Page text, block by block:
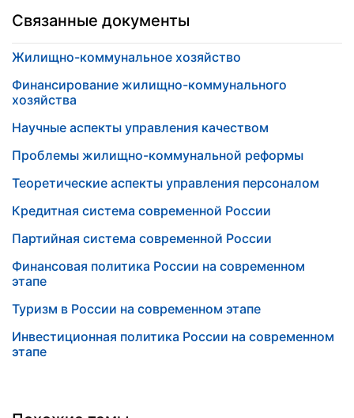
Связанные документы
Жилищно-коммунальное хозяйство
Финансирование жилищно-коммунального
хозяйства
Научные аспекты управления качеством
Проблемы жилищно-коммунальной реформы
Теоретические аспекты управления персоналом
Кредитная система современной России
Партийная система современной России
Финансовая политика России на современном
этапе
Туризм в России на современном этапе
Инвестиционная политика России на современном
этапе